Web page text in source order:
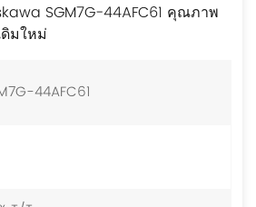
SGM7G-44AFC61 คุณภาพ
มใหม่
44AFC61